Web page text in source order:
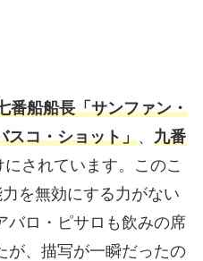
番船船長「サンファン・
スコ・ショット」、 九番
にされています。このこ
を無効にする力がない
バロ・ピサロも飲みの席
が、描写が一瞬だったの